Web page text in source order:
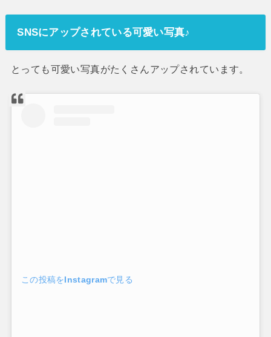
SNSにアップされている可愛い写真♪
とっても可愛い写真がたくさんアップされています。
この投稿をInstagramで見る